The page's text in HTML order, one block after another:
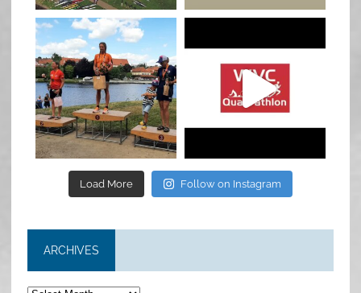
quadrathlon
Jul 6
Load More Follow on Instagram
ARCHIVES